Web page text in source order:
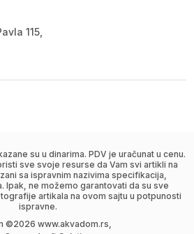
115,
su u dinarima. PDV je uračunat u cenu.
sve svoje resurse da Vam svi artikli na
sa ispravnim nazivima specifikacija,
Ipak, ne možemo garantovati da su sve
artikala na ovom sajtu u potpunosti
ispravne.
©2026 www.akvadom.rs,